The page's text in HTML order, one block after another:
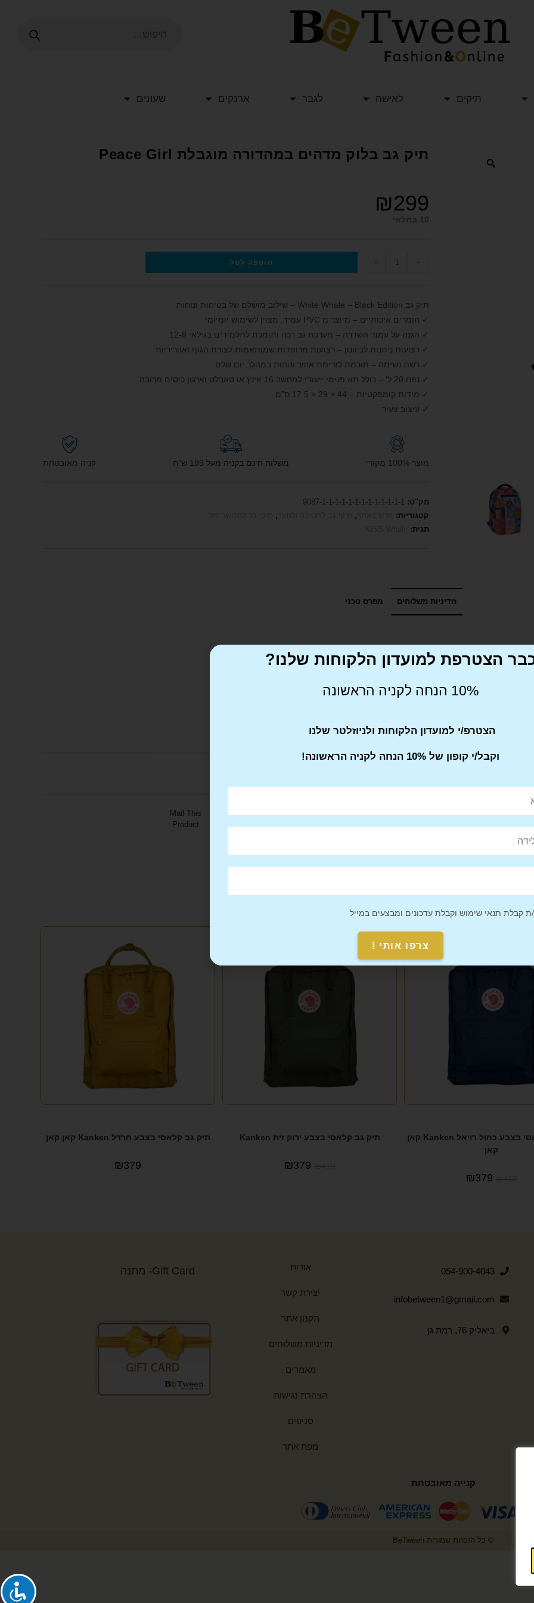
תיקים לאישה לגבר ארנקים שעונים
תיק גב בלוק מדהים במהדורה מוגבלת Peace Girl
₪299
10 במלאי
-
+ הוספה לסל
תיק גב White Whale – Black Edition – שילוב מושלם של בטיחות ונוחות
✓ חומרים איכותיים – מיוצר מ PVC עמיד, מצוין לשימוש יומיומי
✓ הגנה על עמוד השדרה – מערכת גב רכה ותומכת לתלמידים בגילאי 8‑12
✓ רצועות ניתנות לכיוונון – רצועות מרופדות שמותאמות לצורת הגוף ואווריריות
✓ רשת נשימה – תורמת לזרימת אוויר ונוחות במהלך יום שלם
✓ נפח 20 ל' – כולל תא פנימי ייעודי למחשב 16 אינץ או טאבלט וארגון כיסים מרובה
✓ מידות קומפקטיות – 44 × 29 × 17.5 ס"מ
✓ עיצוב צעיר
מוצר 100% מקורי משלוח חינם בקניה מעל 199 ש"ח קניה מאובטחת
מק"ט: 9087-1-1-1-1-1-1-1-1-1-1-1-1-1
קטגוריות:
,
,
תגית:
מדיניות משלוחים מפרט טכני
Tweet This Product
Mail This
Product
תיק גב קלאסי בצבע כחול רויאל Kanken קאן
קאן
₪419
₪379
תיק גב קלאסי בצבע ירוק זית Kanken
₪419
₪379
תיק גב קלאסי בצבע חרדל Kanken קאן קאן
₪379
054-900-4043
infobetween1@gmail.com
ביאליק 76, רמת גן
אודות
יצירת קשר
תקנון אתר
מדיניות משלוחים
מאמרים
הצהרת נגישות
סניפים
מפת אתר
Gift Card- מתנה
קנייה מאובטחת
© כל הזכויות שמורות BeTween
הצטרפת למועדון הלקוחות שלנו?
10% הנחה לקניה הראשונה
הצטרפ/י למועדון הלקוחות ולניוזלטר שלנו
וקבל/י קופון של 10% הנחה לקניה הראשונה!
קבלת תנאי שימוש וקבלת עדכונים ומבצעים במייל
צרפו אותי !